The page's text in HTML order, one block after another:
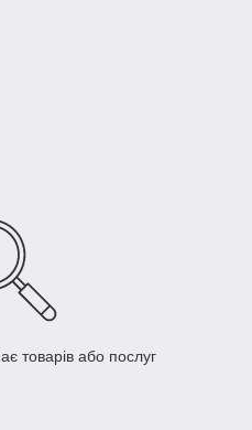
товарів або послуг